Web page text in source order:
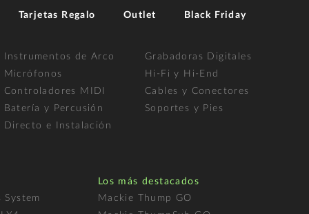
Tarjetas Regalo Outlet Black Friday
Instrumentos de Arco
Micrófonos
Controladores MIDI
Batería y Percusión
Directo e Instalación
Grabadoras Digitales
Hi-Fi y Hi-End
Cables y Conectores
Soportes y Pies
Los más destacados
Mackie Thump GO